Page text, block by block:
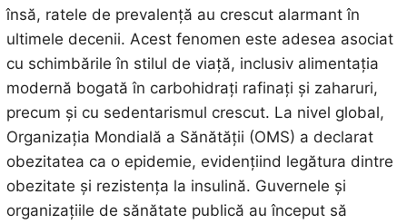
însă, ratele de prevalență au crescut alarmant în
ultimele decenii. Acest fenomen este adesea asociat
cu schimbările în stilul de viață, inclusiv alimentația
modernă bogată în carbohidrați rafinați și zaharuri,
precum și cu sedentarismul crescut. La nivel global,
Organizația Mondială a Sănătății (OMS) a declarat
obezitatea ca o epidemie, evidențiind legătura dintre
obezitate și rezistența la insulină. Guvernele și
organizațiile de sănătate publică au început să